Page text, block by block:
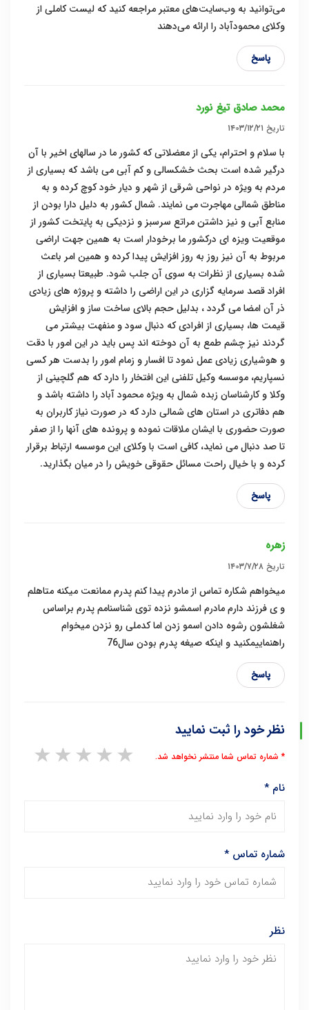
می‌توانید به وب‌سایت‌های معتبر مراجعه کنید که لیست کاملی از
وکلای محمودآباد را ارائه می‌دهند
پاسخ
محمد صادق تیغ نورد
تاریخ ۱۴۰۳/۱۲/۲۱
با سلام و احترام، یکی از معضلاتی که کشور ما در سالهای اخیر با آن
درگیر شده است بحث خشکسالی و کم آبی می باشد که بسیاری از
مردم به ویژه در نواحی شرقی از شهر و دیار خود کوچ کرده و به
مناطق شمالی مهاجرت می نمایند. شمال کشور به دلیل دارا بودن از
منابع آبی و نیز داشتن مراتع سرسبز و نزدیکی به پایتخت کشور از
موقعیت ویزه ای درکشور ما برخودار است به همین جهت اراضی
مربوط به آن نیز روز به روز افزایش پیدا کرده و همین امر باعث
شده بسیاری از نظرات به سوی آن جلب شود. طبیعتا بسیاری از
افراد قصد سرمایه گزاری در این اراضی را داشته و پروژه های زیادی
ذر آن امضا می گردد ، بدلیل حجم بالای ساخت ساز و افزایش
قیمت ها، بسیاری از افرادی که دنبال سود و منفهت بیشتر می
گردند نیز چشم طمع به آن دوخته اند پس باید در این امور با دقت
و هوشیاری زیادی عمل نمود تا افسار و زمام امور را بدست هر کسی
نسپاریم، موسسه وکیل تلفنی این افتخار را دارد که هم گلچینی از
وکلا و کارشناسان زبده شمال به ویژه محمود آباد را داشته باشد و
هم دفاتری در استان های شمالی دارد که در صورت نیاز کاربران به
صورت حضوری با ایشان ملاقات نموده و پرونده های آنها را از صفر
تا صد دنبال می نماید، کافی است با وکلای این موسسه ارتباط برقرار
کرده و با خیال راحت مسائل حقوقی خویش را در میان بگذارید.
پاسخ
زهره
تاریخ ۱۴۰۳/۷/۲۸
میخواهم شکاره تماس از مادرم پیدا کنم پدرم ممانعت میکنه متاهلم
و ی فرزند دارم مادرم اسمشو نزده توی شناسنامم پدرم براساس
شغلشون رشوه دادن اسمو زدن اما کدملی رو نزدن میخوام
راهنماییمکنید و اینکه صیغه پدرم بودن سال76
پاسخ
نظر خود را ثبت نمایید
5 stars
4 stars
3 stars
2 stars * شماره تماس شما منتشر نخواهد شد.
نام*
شماره تماس*
نظر